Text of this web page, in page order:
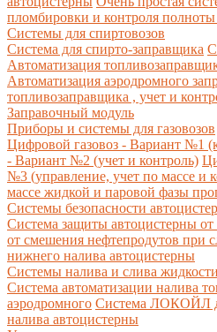
пломбировки и контроля
Системы для спиртовозов
Система для спирто-заправщика
Автоматизация
Автоматизация аэродромного
топливозаправщика , учет и
Заправочный модуль
Приборы и системы для газовозов
Цифровой газовоз - Вариант №1
- Вариант №2 (учет и контроль)
№3 (управление, учет по массе и
массе жидкой и паровой фазы
Системы безопасности
Система защиты автоцистерны от
от смешения нефтепродутов при
нижнего налива автоцистерны
Системы налива и слива
Система автоматизации налива
аэродромного Система ЛОКОЙЛ
налива автоцистерны